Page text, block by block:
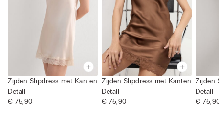
Zijden Slipdress met Kanten
Detail
€ 75,90
Zijden Slipdress met Kanten
Detail
€ 75,90
Zijden
Detail
€